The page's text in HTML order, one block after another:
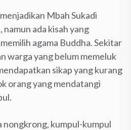
Mbah Sukadi
ada kisah yang
agama Buddha. Sekitar
warga yang belum memeluk
sikap yang kurang
orang yang mendatangi
nongkrong, kumpul-kumpul